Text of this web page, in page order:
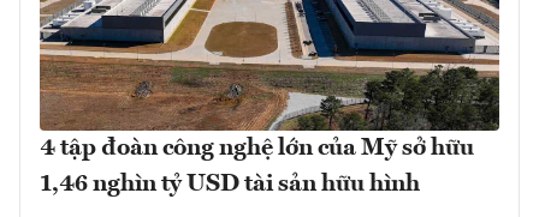
4 tập đoàn công nghệ lớn của Mỹ sở hữu
1,46 nghìn tỷ USD tài sản hữu hình